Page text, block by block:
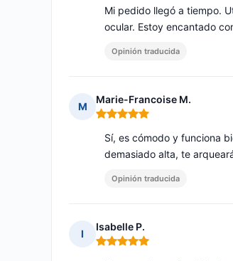
Mi pedido llegó a tiempo.
ocular. Estoy encantado
Opinión traducida
M
Marie-Francoise M.
Nota: 5 de 5
Sí, es cómodo y funciona
demasiado alta, te
Opinión traducida
I
Isabelle P.
Nota: 5 de 5